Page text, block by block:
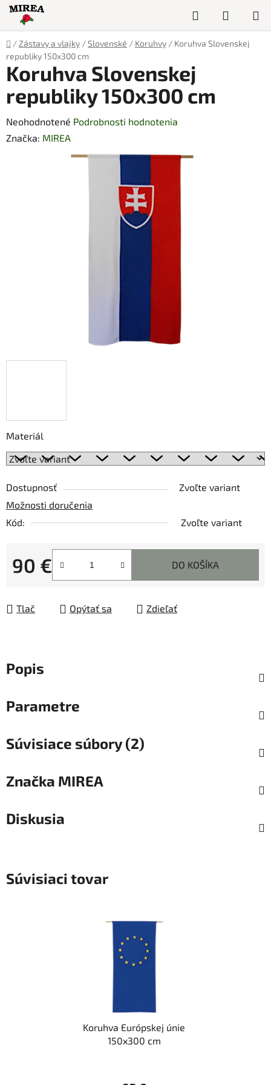
Prejsť
obsah
Hľadať
KOŠÍK
Domov
/ Zástavy a vlajky /Slovenské / Koruhvy / Koruhva Slovenskej
republiky 150x300 cm
Materiál
Dostupnosť
Zvoľte variant
Možnosti doručenia
Kód:
Zvoľte variant
90 €
Jednotková cena:
DO KOŠÍKA
Tlač Opýtať sa Zdieľať
Koruhva Slovenskej
republiky 150x300 cm
Priemerné
hodnotenie
Neohodnotené Podrobnosti hodnotenia
Značka: MIREA
Popis
Parametre
Súvisiace súbory (2)
Značka MIREA
Diskusia
Súvisiaci tovar
Koruhva Európskej únie
150x300 cm